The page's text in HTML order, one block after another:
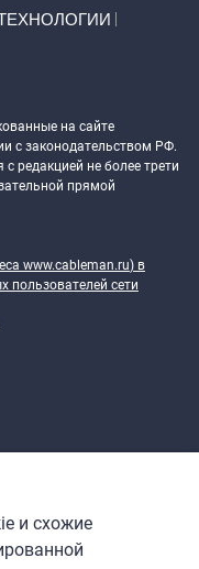
на сайте
с законодательством РФ.
редакцией не более трети
прямой
www.cableman.ru) в
пользователей сети
и схожие